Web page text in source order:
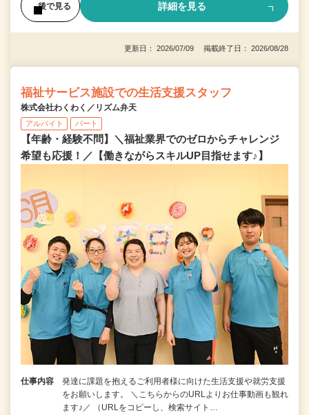
後で見る 詳細を見る
更新日： 2026/07/09 掲載終了日： 2026/08/28
福祉サービス施設での生活支援スタッフ
株式会社わくわく／リズム弁天
アルバイト パート
【年齢・経験不問】＼福祉業界でのゼロからチャレンジ
希望も応援！／【働きながらスキルUP目指せます♪】
仕事内容
発達に課題を抱えるご利用者様に向けた生活支援や就労支援
をお願いします。 ＼こちらからのURLよりお仕事動画も観れ
ます♪／ （URLをコピーし、検索サイト…